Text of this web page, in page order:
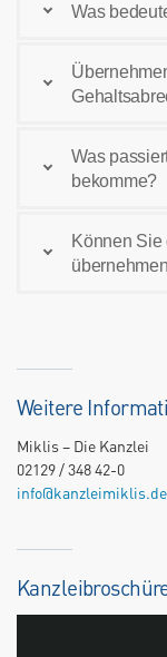
Was
Was
bekomme?
Können
Weitere
Miklis – Die Kanzlei
02129 / 348 42-0
info@kanzleimiklis.de